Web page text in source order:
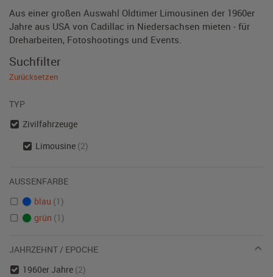
Aus einer großen Auswahl Oldtimer Limousinen der 1960er
Jahre aus USA von Cadillac in Niedersachsen mieten - für
Dreharbeiten, Fotoshootings und Events.
Suchfilter
Zurücksetzen
TYP
Zivilfahrzeuge
Limousine (2)
AUSSENFARBE
blau (1)
grün (1)
JAHRZEHNT / EPOCHE
1960er Jahre (2)